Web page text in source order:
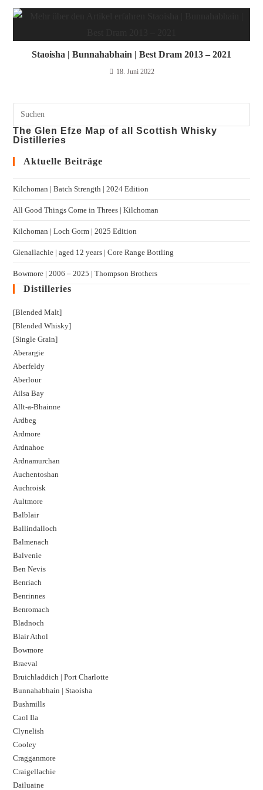
Staoisha | Bunnahabhain | Best Dram 2013 – 2021
18. Juni 2022
The Glen Efze Map of all Scottish Whisky
Distilleries
Aktuelle Beiträge
Kilchoman | Batch Strength | 2024 Edition
All Good Things Come in Threes | Kilchoman
Kilchoman | Loch Gorm​ | 2025 Edition
Glenallachie | aged 12 years | Core Range Bottling
Bowmore | 2006 – 2025 | Thompson Brothers
Distilleries
[Blended Malt]
[Blended Whisky]
[Single Grain]
Aberargie
Aberfeldy
Aberlour
Ailsa Bay
Allt-a-Bhainne
Ardbeg
Ardmore
Ardnahoe
Ardnamurchan
Auchentoshan
Auchroisk
Aultmore
Balblair
Ballindalloch
Balmenach
Balvenie
Ben Nevis
Benriach
Benrinnes
Benromach
Bladnoch
Blair Athol
Bowmore
Braeval
Bruichladdich | Port Charlotte
Bunnahabhain | Staoisha
Bushmills
Caol Ila
Clynelish
Cooley
Cragganmore
Craigellachie
Dailuaine